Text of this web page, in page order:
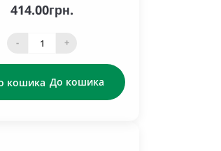
414.00грн.
- +
До кошика